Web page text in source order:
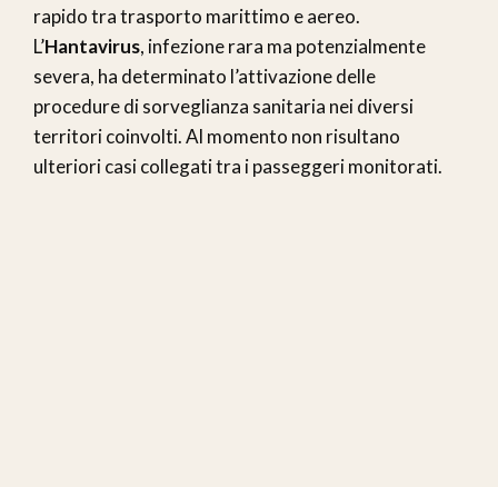
rapido tra trasporto marittimo e aereo.
L’Hantavirus, infezione rara ma potenzialmente
severa, ha determinato l’attivazione delle
procedure di sorveglianza sanitaria nei diversi
territori coinvolti. Al momento non risultano
ulteriori casi collegati tra i passeggeri monitorati.